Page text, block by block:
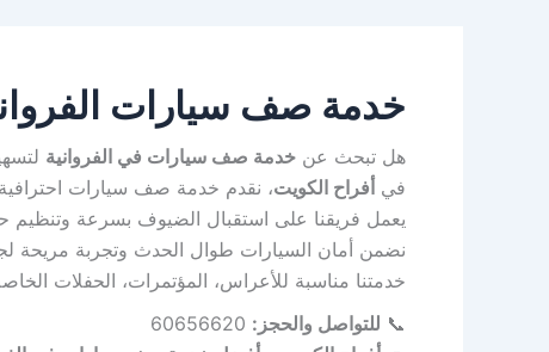
خدمة صف سيارات
هل تبحث عن خدمة صف سيارات في الفروانية
في أفراح الكويت، نقدم خدمة صف سيارات احترافية
يعمل فريقنا على استقبال الضيوف بسرعة وتنظيم
نضمن أمان السيارات طوال الحدث وتجربة مريحة
خدمتنا مناسبة للأعراس، المؤتمرات، الحفلات
📞 للتواصل والحجز: